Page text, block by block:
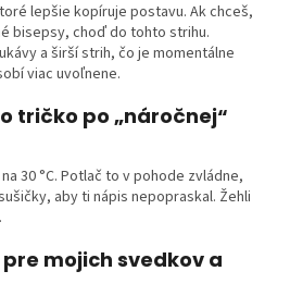
lepšie kopíruje postavu. Ak chceš,
bisepsy, choď do tohto strihu.
a širší strih, čo je momentálne
viac uvoľnene.
tričko po „náročnej“
30 °C. Potlač to v pohode zvládne,
aby ti nápis nepopraskal. Žehli
mojich svedkov a